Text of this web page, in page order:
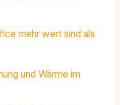
mehr wert sind als
und Wärme im